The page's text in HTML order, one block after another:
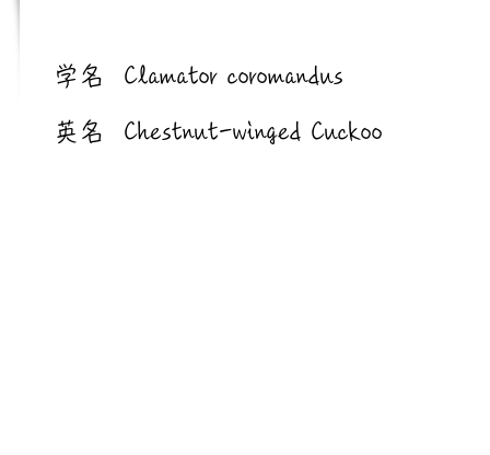
学名 Clamator coromandus
英名 Chestnut-winged Cuckoo